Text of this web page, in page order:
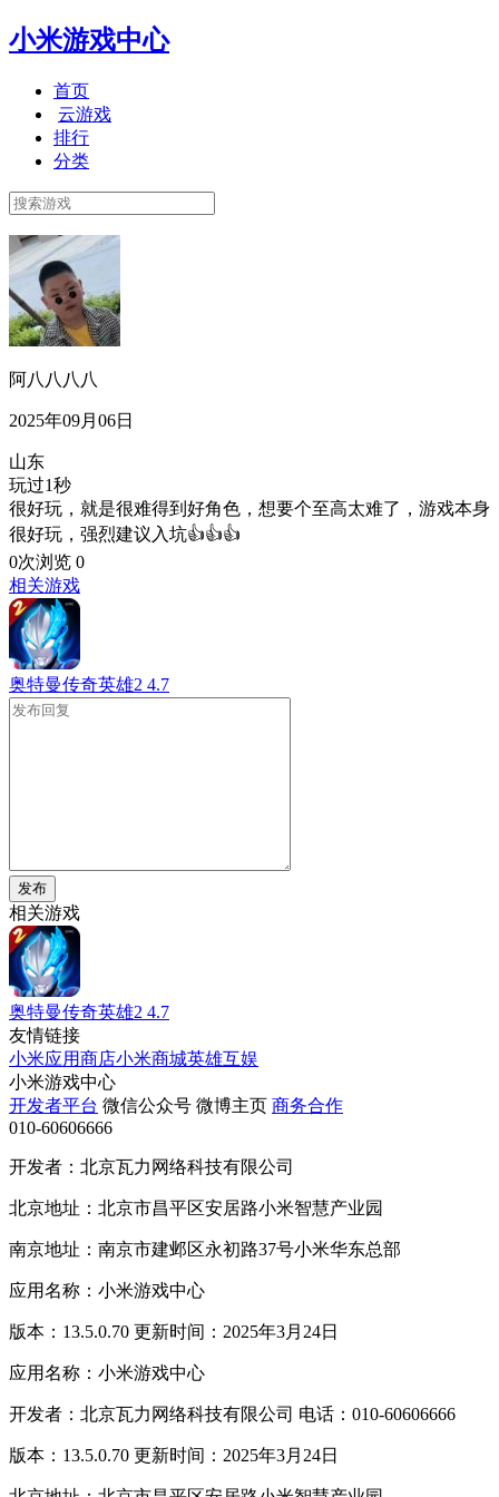
小米游戏中心
首页
云游戏
排行
分类
阿八八八八
2025年09月06日
山东
玩过1秒
很好玩，就是很难得到好角色，想要个至高太难了，游戏本身
很好玩，强烈建议入坑👍👍👍
0次浏览 0
相关游戏
奥特曼传奇英雄2 4.7
发布
相关游戏
奥特曼传奇英雄2 4.7
友情链接
小米应用商店小米商城英雄互娱
小米游戏中心
开发者平台 微信公众号 微博主页 商务合作
010-60606666
开发者：北京瓦力网络科技有限公司
北京地址：北京市昌平区安居路小米智慧产业园
南京地址：南京市建邺区永初路37号小米华东总部
应用名称：小米游戏中心
版本：13.5.0.70 更新时间：2025年3月24日
应用名称：小米游戏中心
开发者：北京瓦力网络科技有限公司 电话：010-60606666
版本：13.5.0.70 更新时间：2025年3月24日